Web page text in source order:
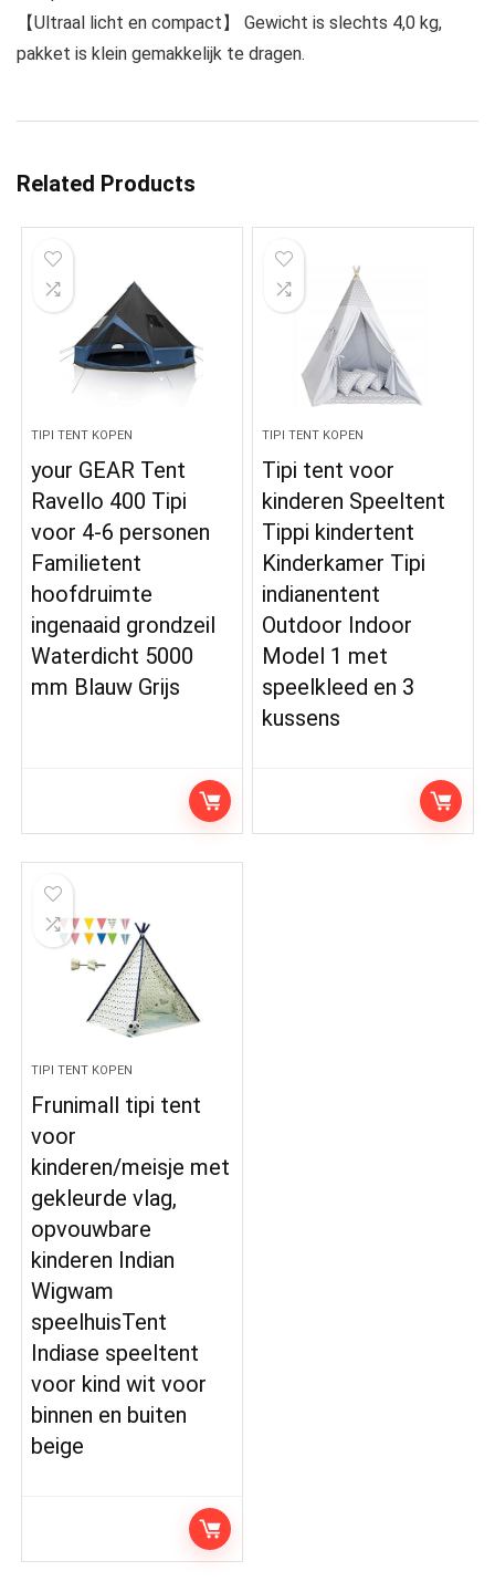
【Ultraal licht en compact】 Gewicht is slechts 4,0 kg,
pakket is klein gemakkelijk te dragen.
Related Products
TIPI TENT KOPEN
your GEAR Tent
Ravello 400 Tipi
voor 4-6 personen
Familietent
hoofdruimte
ingenaaid grondzeil
Waterdicht 5000
mm Blauw Grijs
TIPI TENT KOPEN
Tipi tent voor
kinderen Speeltent
Tippi kindertent
Kinderkamer Tipi
indianentent
Outdoor Indoor
Model 1 met
speelkleed en 3
kussens
TIPI TENT KOPEN
Frunimall tipi tent
voor
kinderen/meisje met
gekleurde vlag,
opvouwbare
kinderen Indian
Wigwam
speelhuisTent
Indiase speeltent
voor kind wit voor
binnen en buiten
beige